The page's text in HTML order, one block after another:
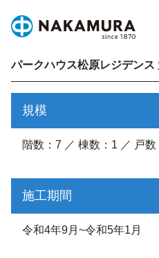
content
パークハウス松原レジデンス
規模
階数：7 ／ 棟数：1 ／ 戸数
施工期間
令和4年9月~令和5年1月